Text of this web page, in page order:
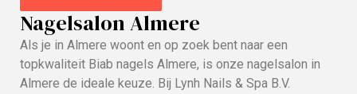
Nagelsalon Almere
Als je in Almere woont en op zoek bent naar een
topkwaliteit Biab nagels Almere, is onze nagelsalon in
Almere de ideale keuze. Bij Lynh Nails & Spa B.V.